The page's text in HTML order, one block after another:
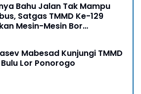
Bahu Jalan Tak Mampu
Satgas TMMD Ke-129
Mesin-Mesin Bor
Mabesad Kunjungi TMMD
Bulu Lor Ponorogo